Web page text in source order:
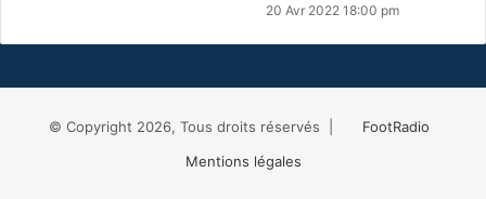
20 Avr 2022 18:00 pm
© Copyright 2026, Tous droits réservés |
FootRadio
Mentions légales